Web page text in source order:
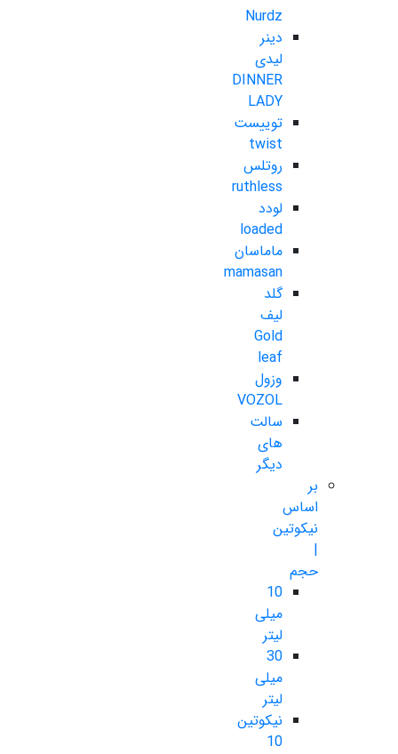
Nurdz
دینر
لیدی
DINNER
LADY
توییست
twist
روتلس
ruthless
لودد
loaded
ماماسان
mamasan
گلد
لیف
Gold
leaf
وزول
VOZOL
سالت
های
دیگر
بر
اساس
نیکوتین
|
حجم
10
میلی
لیتر
30
میلی
لیتر
نیکوتین
10